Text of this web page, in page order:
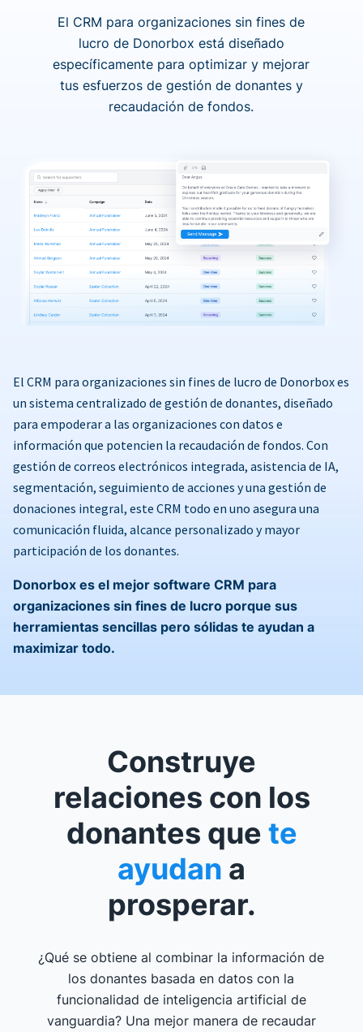
El CRM para organizaciones sin fines de
lucro de Donorbox está diseñado
específicamente para optimizar y mejorar
tus esfuerzos de gestión de donantes y
recaudación de fondos.
El CRM para organizaciones sin fines de lucro de Donorbox es
un sistema centralizado de gestión de donantes, diseñado
para empoderar a las organizaciones con datos e
información que potencien la recaudación de fondos. Con
gestión de correos electrónicos integrada, asistencia de IA,
segmentación, seguimiento de acciones y una gestión de
donaciones integral, este CRM todo en uno asegura una
comunicación fluida, alcance personalizado y mayor
participación de los donantes.
Donorbox es el mejor software CRM para
organizaciones sin fines de lucro porque sus
herramientas sencillas pero sólidas te ayudan a
maximizar todo.
Construye
relaciones con los
donantes que te
ayudan a
prosperar.
¿Qué se obtiene al combinar la información de
los donantes basada en datos con la
funcionalidad de inteligencia artificial de
vanguardia? Una mejor manera de recaudar